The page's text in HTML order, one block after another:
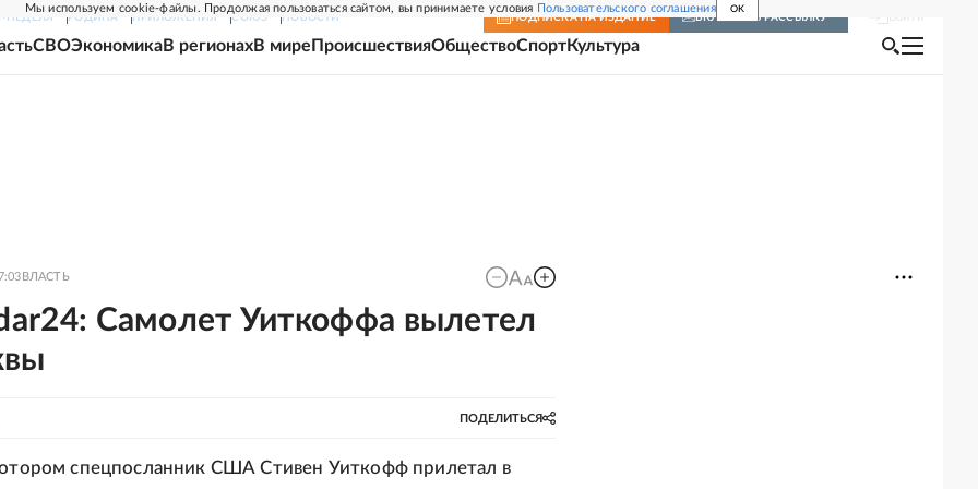
Мы используем cookie-файлы. Продолжая пользоваться сайтом, вы принимаете условия Пользовательского соглашения OK
НЕДЕЛЯ РОДИНА ПРИЛОЖЕНИЯ СОЮЗ НОВОСТИ ПОДПИСКА НА ИЗДАНИЕ ВКЛЮЧИТЬ РАССЫЛКУ
СВОЭкономикаВ регионахВ мире ПроисшествияОбществоСпортКультура
ВЛАСТЬ
Самолет Уиткоффа вылетел
ПОДЕЛИТЬСЯ
спецпосланник США Стивен Уиткофф прилетал в